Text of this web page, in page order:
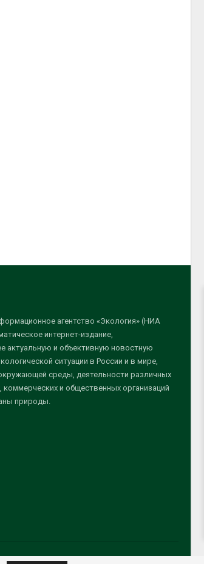
агентство «Экология» (НИА
интернет-издание,
актуальную и объективную новостную
ситуации в России и в мире,
среды, деятельности различных
коммерческих и общественных организаций
природы.